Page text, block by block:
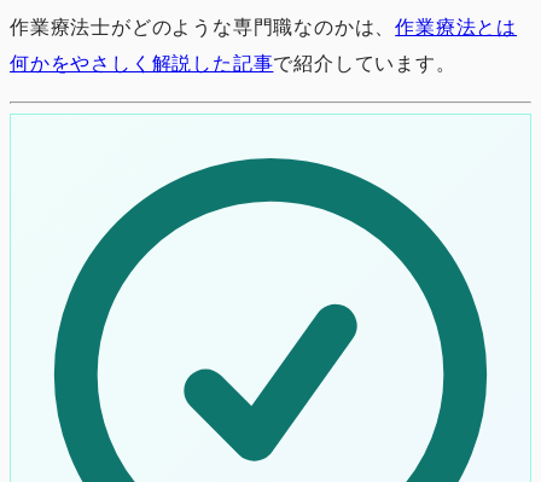
作業療法士がどのような専門職なのかは、作業療法とは
何かをやさしく解説した記事で紹介しています。